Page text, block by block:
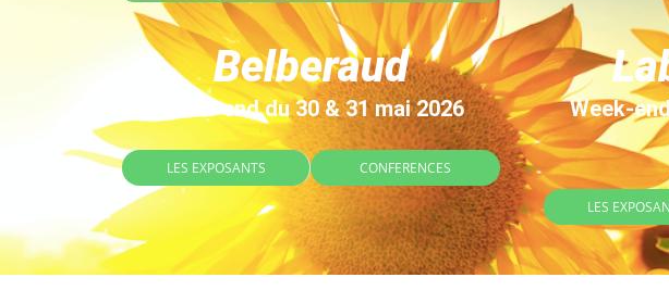
Belberaud
Week-end du 30 & 31 mai 2026
LES EXPOSANTS CONFERENCES
Week-
LES